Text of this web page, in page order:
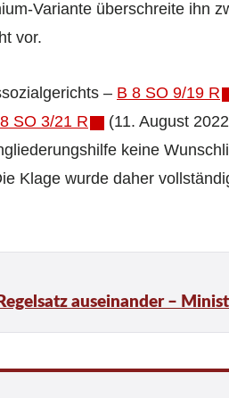
Variante überschreite ihn
vor.
– B 8 SO 9/19 R
SO 3/21 R
(11. August
keine
Klage wurde daher
auseinander –